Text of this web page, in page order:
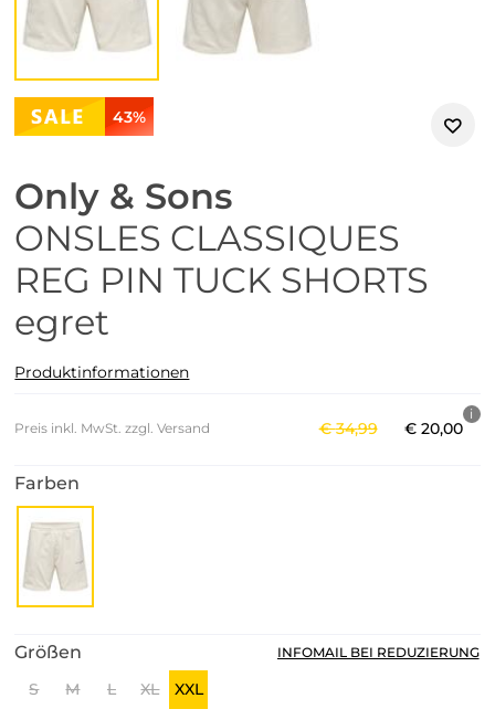
43%
Only & Sons
ONSLES CLASSIQUES
REG PIN TUCK SHORTS
egret
Produktinformationen
Preis inkl. MwSt. zzgl. Versand €34,99 € 20,00
Farben
Größen
S M L XL XXL
INFOMAIL BEI REDUZIERUNG